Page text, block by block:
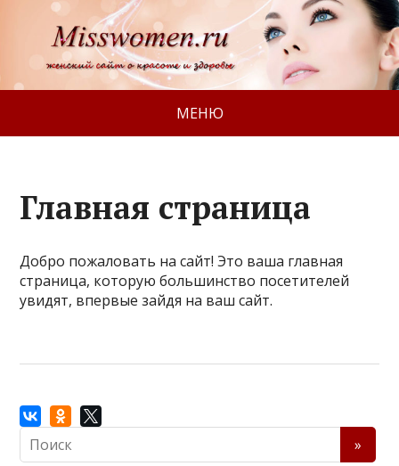
МЕНЮ
Главная страница
Добро пожаловать на сайт! Это ваша главная
страница, которую большинство посетителей
увидят, впервые зайдя на ваш сайт.